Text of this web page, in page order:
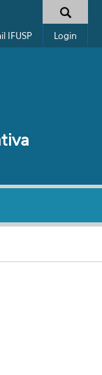
IFUSP Login